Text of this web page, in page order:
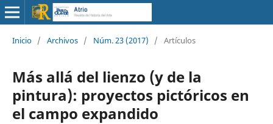
Inicio / Archivos / Núm. 23 (2017) / Artículos
Más allá del lienzo (y de la
pintura): proyectos pictóricos en
el campo expandido